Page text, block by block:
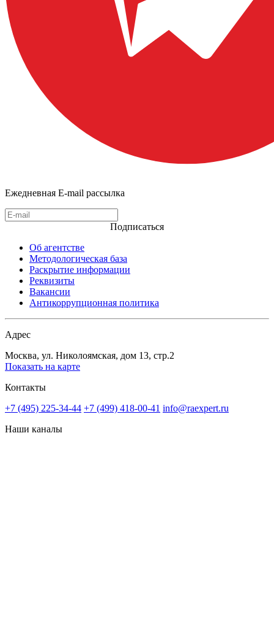
Ежедневная E-mail рассылка
Подписаться
Об агентстве
Методологическая база
Раскрытие информации
Реквизиты
Вакансии
Антикоррупционная политика
Адрес
Москва, ул. Николоямская, дом 13, стр.2
Показать на карте
Контакты
+7 (495) 225-34-44 +7 (499) 418-00-41 info@raexpert.ru
Наши каналы